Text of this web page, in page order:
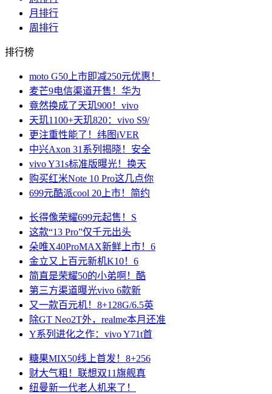
月排行
周排行
排行榜
moto G50上市即减250元优惠！
麦芒9电信渠道开售！华为
竟然换成了天玑900！vivo
天玑1100+天玑820：vivo S9/
更注重性能了！纬图iVER
中兴Axon 31系列揭晓！安全
vivo Y31s标准版曝光！换天
购买红米Note 10 Pro这几点你
699元酷派cool 20上市！简约
长得像荣耀699元起售！S
这款“13 Pro”仅千元出头
朵唯X40ProMAX新鲜上市！6
金立又上百元新机K10！6
简直是荣耀50的小弟啊！酷
第三方渠道曝光vivo 6款新
又一款百元机！8+128G/6.5英
除GT Neo2T外，realme本月还准
Y系列进化之作：vivo Y71t首
糖果MIX50线上首发！8+256
财大气粗！联想双11旗舰真
纽曼新一代老人机来了！